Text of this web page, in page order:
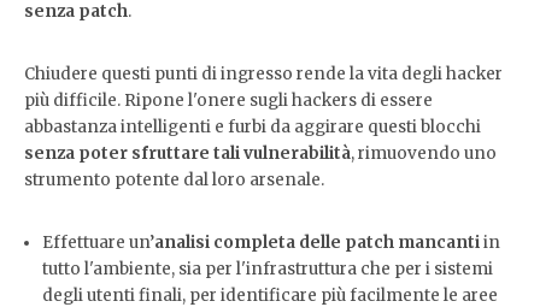
senza patch.
Chiudere questi punti di ingresso rende la vita degli hacker
più difficile. Ripone l'onere sugli hackers di essere
abbastanza intelligenti e furbi da aggirare questi blocchi
senza poter sfruttare tali vulnerabilità, rimuovendo uno
strumento potente dal loro arsenale.
Effettuare un’analisi completa delle patch mancantiin
tutto l'ambiente, sia per l'infrastruttura che per i sistemi
degli utenti finali, per identificare più facilmente le aree